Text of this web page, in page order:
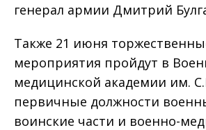
генерал армии Дмитрий
Также 21 июня
мероприятия пройдут в
медицинской академии им.
первичные должности
воинские части и военно-